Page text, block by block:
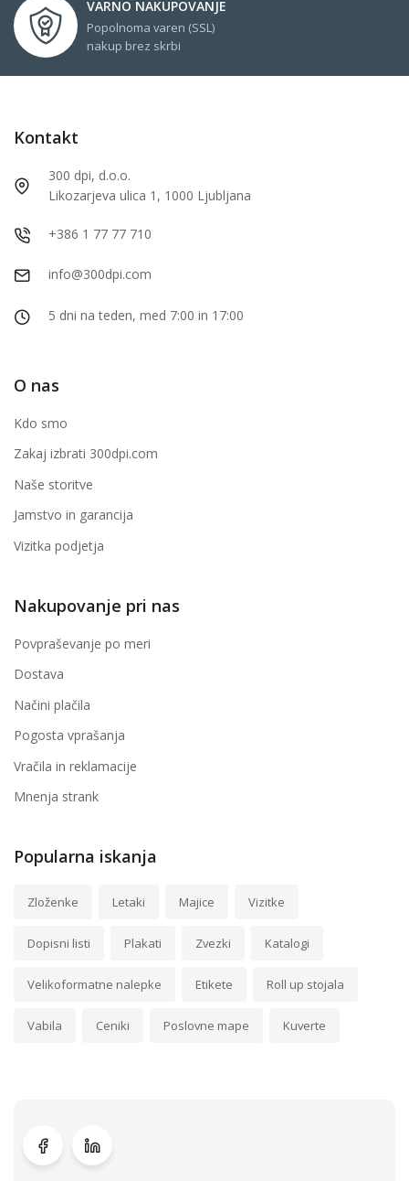
VARNO NAKUPOVANJE
Popolnoma varen (SSL)
nakup brez skrbi
Kontakt
300 dpi, d.o.o.
Likozarjeva ulica 1, 1000 Ljubljana
+386 1 77 77 710
info@300dpi.com
5 dni na teden, med 7:00 in 17:00
O nas
Kdo smo
Zakaj izbrati 300dpi.com
Naše storitve
Jamstvo in garancija
Vizitka podjetja
Nakupovanje pri nas
Povpraševanje po meri
Dostava
Načini plačila
Pogosta vprašanja
Vračila in reklamacije
Mnenja strank
Popularna iskanja
Zloženke Letaki Majice Vizitke
Dopisni listi Plakati Zvezki Katalogi
Velikoformatne nalepke Etikete Roll up stojala
Vabila Ceniki Poslovne mape Kuverte